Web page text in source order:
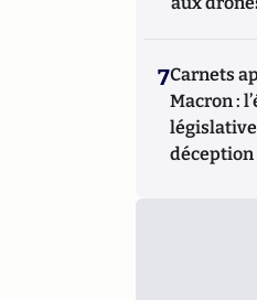
7Carnets
Macron :
déception